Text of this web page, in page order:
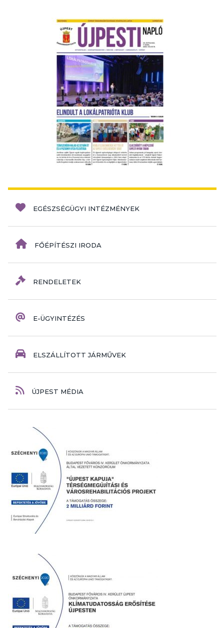
EGÉSZSÉGÜGYI INTÉZMÉNYEK
FŐÉPÍTÉSZI IRODA
RENDELETEK
E-ÜGYINTÉZÉS
ELSZÁLLÍTOTT JÁRMŰVEK
ÚJPEST MÉDIA